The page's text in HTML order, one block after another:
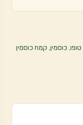
טופו, כוסמין, קמח כוסמין